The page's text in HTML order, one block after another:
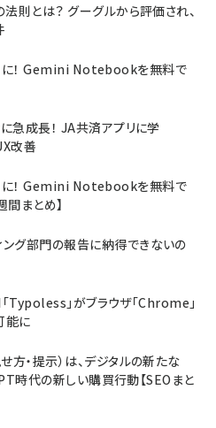
則とは？ グーグルから評価され、
！ Gemini Notebookを無料で
急成長！ JA共済アプリに学
改善
！ Gemini Notebookを無料で
まとめ】
グ部門の報告に納得できないの
」がブラウザ「Chrome」
能に
方・提示）は、デジタルの新たな
時代の新しい購買行動【SEOまと